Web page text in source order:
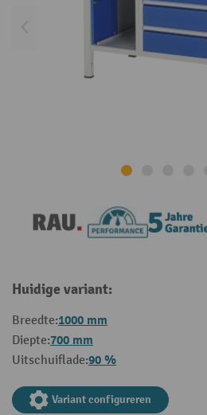
Huidige variant:
Breedte:1000 mm
Diepte:700 mm
Uitschuiflade:90 %
Variant configureren